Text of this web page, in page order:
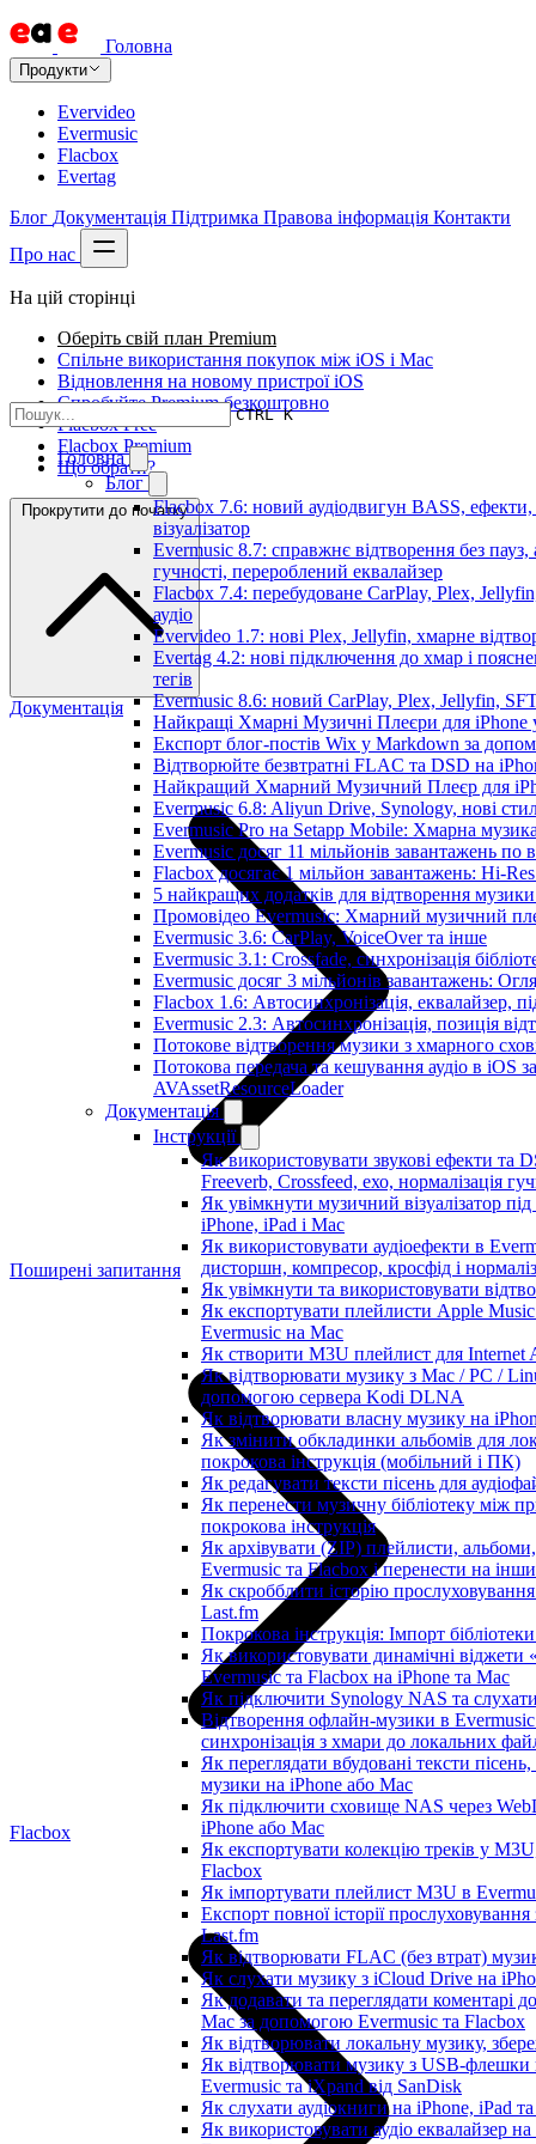
Головна
Продукти
Evervideo
Evermusic
Flacbox
Evertag
Блог Документація Підтримка Правова інформація Контакти
Про нас
CTRL K
Головна
Блог
Flacbox 7.6: новий аудіодвигун BASS,
візуалізатор
Evermusic 8.7: справжнє відтворення без пауз,
гучності, перероблений еквалайзер
Flacbox 7.4: перебудоване CarPlay, Plex,
аудіо
Evervideo 1.7: нові Plex, Jellyfin, хмарне
Evertag 4.2: нові підключення до хмар і
тегів
Evermusic 8.6: новий CarPlay, Plex, Jellyfin,
Найкращі Хмарні Музичні Плеєри для iPhone
Експорт блог-постів Wix у Markdown за
Відтворюйте безвтратні FLAC та DSD на
Найкращий Хмарний Музичний Плеєр для
Evermusic 6.8: Aliyun Drive, Synology, нові
Evermusic Pro на Setapp Mobile: Хмарна
Evermusic досяг 11 мільйонів завантажень по
Flacbox досягає 1 мільйон завантажень: Hi-Res
5 найкращих додатків для відтворення
Промовідео Evermusic: Хмарний музичний
Evermusic 3.6: CarPlay, VoiceOver та інше
Evermusic 3.1: Crossfade, синхронізація
Evermusic досяг 3 мільйонів завантажень:
Flacbox 1.6: Автосинхронізація, еквалайзер,
Evermusic 2.3: Автосинхронізація, позиція
Потокове відтворення музики з хмарного
Потокова передача та кешування аудіо в iOS
AVAssetResourceLoader
Документація
Інструкції
Як використовувати звукові ефекти та
Freeverb, Crossfeed, ехо, нормалізація
Як увімкнути музичний візуалізатор
iPhone, iPad і Mac
Як використовувати аудіоефекти в
дисторшн, компресор, кросфід і
Як увімкнути та використовувати
Як експортувати плейлисти Apple Music
Evermusic на Mac
Як створити M3U плейлист для
Як відтворювати музику з Mac / PC /
допомогою сервера Kodi DLNA
Як відтворювати власну музику на
Як змінити обкладинки альбомів для
покрокова інструкція (мобільний і ПК)
Як редагувати тексти пісень для
Як перенести музичну бібліотеку між
покрокова інструкція
Як архівувати (ZIP) плейлисти,
Evermusic та Flacbox і перенести на
Як скробблити історію
Last.fm
Покрокова інструкція: Імпорт
Як використовувати динамічні віджети
Evermusic та Flacbox на iPhone та Mac
Як підключити Synology NAS та
Відтворення офлайн-музики в
синхронізація з хмари до локальних
Як переглядати вбудовані тексти
музики на iPhone або Mac
Як підключити сховище NAS через
iPhone або Mac
Як експортувати колекцію треків у
Flacbox
Як імпортувати плейлист M3U в
Експорт повної історії
Last.fm
Як відтворювати FLAC (без втрат)
Як слухати музику з iCloud Drive на
Як додавати та переглядати коментарі
Mac за допомогою Evermusic та Flacbox
Як відтворювати локальну музику,
Як відтворювати музику з USB-
Evermusic та iXpand від SanDisk
Як слухати аудіокниги на iPhone, iPad
Як використовувати аудіо еквалайзер
На цій сторінці
Оберіть свій план Premium
Спільне використання покупок між iOS і Mac
Відновлення на новому пристрої iOS
Спробуйте Premium безкоштовно
Flacbox Free
Flacbox Premium
Що обрати?
Прокрутити до початку
Документація
Поширені запитання
Flacbox